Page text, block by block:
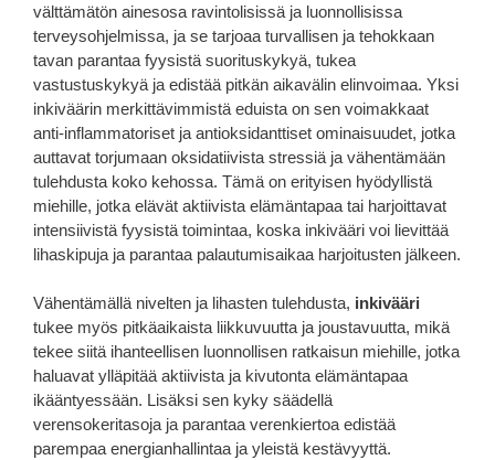
välttämätön ainesosa ravintolisissä ja luonnollisissa
terveysohjelmissa, ja se tarjoaa turvallisen ja tehokkaan
tavan parantaa fyysistä suorituskykyä, tukea
vastustuskykyä ja edistää pitkän aikavälin elinvoimaa. Yksi
inkiväärin merkittävimmistä eduista on sen voimakkaat
anti-inflammatoriset ja antioksidanttiset ominaisuudet, jotka
auttavat torjumaan oksidatiivista stressiä ja vähentämään
tulehdusta koko kehossa. Tämä on erityisen hyödyllistä
miehille, jotka elävät aktiivista elämäntapaa tai harjoittavat
intensiivistä fyysistä toimintaa, koska inkivääri voi lievittää
lihaskipuja ja parantaa palautumisaikaa harjoitusten jälkeen.
Vähentämällä nivelten ja lihasten tulehdusta, inkivääri
tukee myös pitkäaikaista liikkuvuutta ja joustavuutta, mikä
tekee siitä ihanteellisen luonnollisen ratkaisun miehille, jotka
haluavat ylläpitää aktiivista ja kivutonta elämäntapaa
ikääntyessään. Lisäksi sen kyky säädellä
verensokeritasoja ja parantaa verenkiertoa edistää
parempaa energianhallintaa ja yleistä kestävyyttä.